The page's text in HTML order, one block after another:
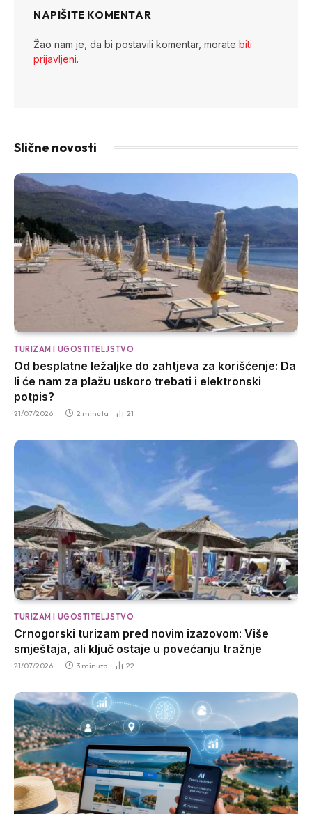
NAPIŠITE KOMENTAR
Žao nam je, da bi postavili komentar, morate biti
prijavljeni.
Slične novosti
TURIZAM I UGOSTITELJSTVO
Od besplatne ležaljke do zahtjeva za korišćenje: Da
li će nam za plažu uskoro trebati i elektronski
potpis?
21/07/2026 2 minuta 21
TURIZAM I UGOSTITELJSTVO
Crnogorski turizam pred novim izazovom: Više
smještaja, ali ključ ostaje u povećanju tražnje
21/07/2026 3 minuta 22